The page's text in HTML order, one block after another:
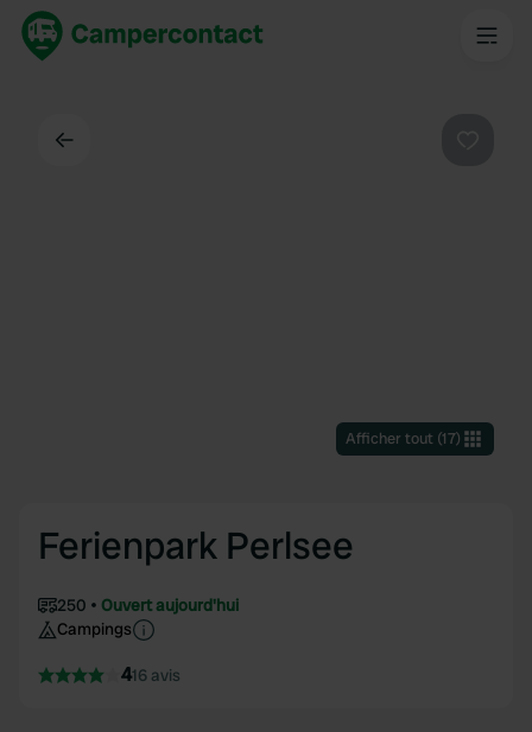
Afficher tout(17)
Ferienpark Perlsee
250
Ouvert aujourd'hui
Campings
416 avis